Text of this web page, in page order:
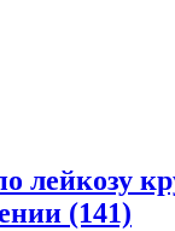
(141)